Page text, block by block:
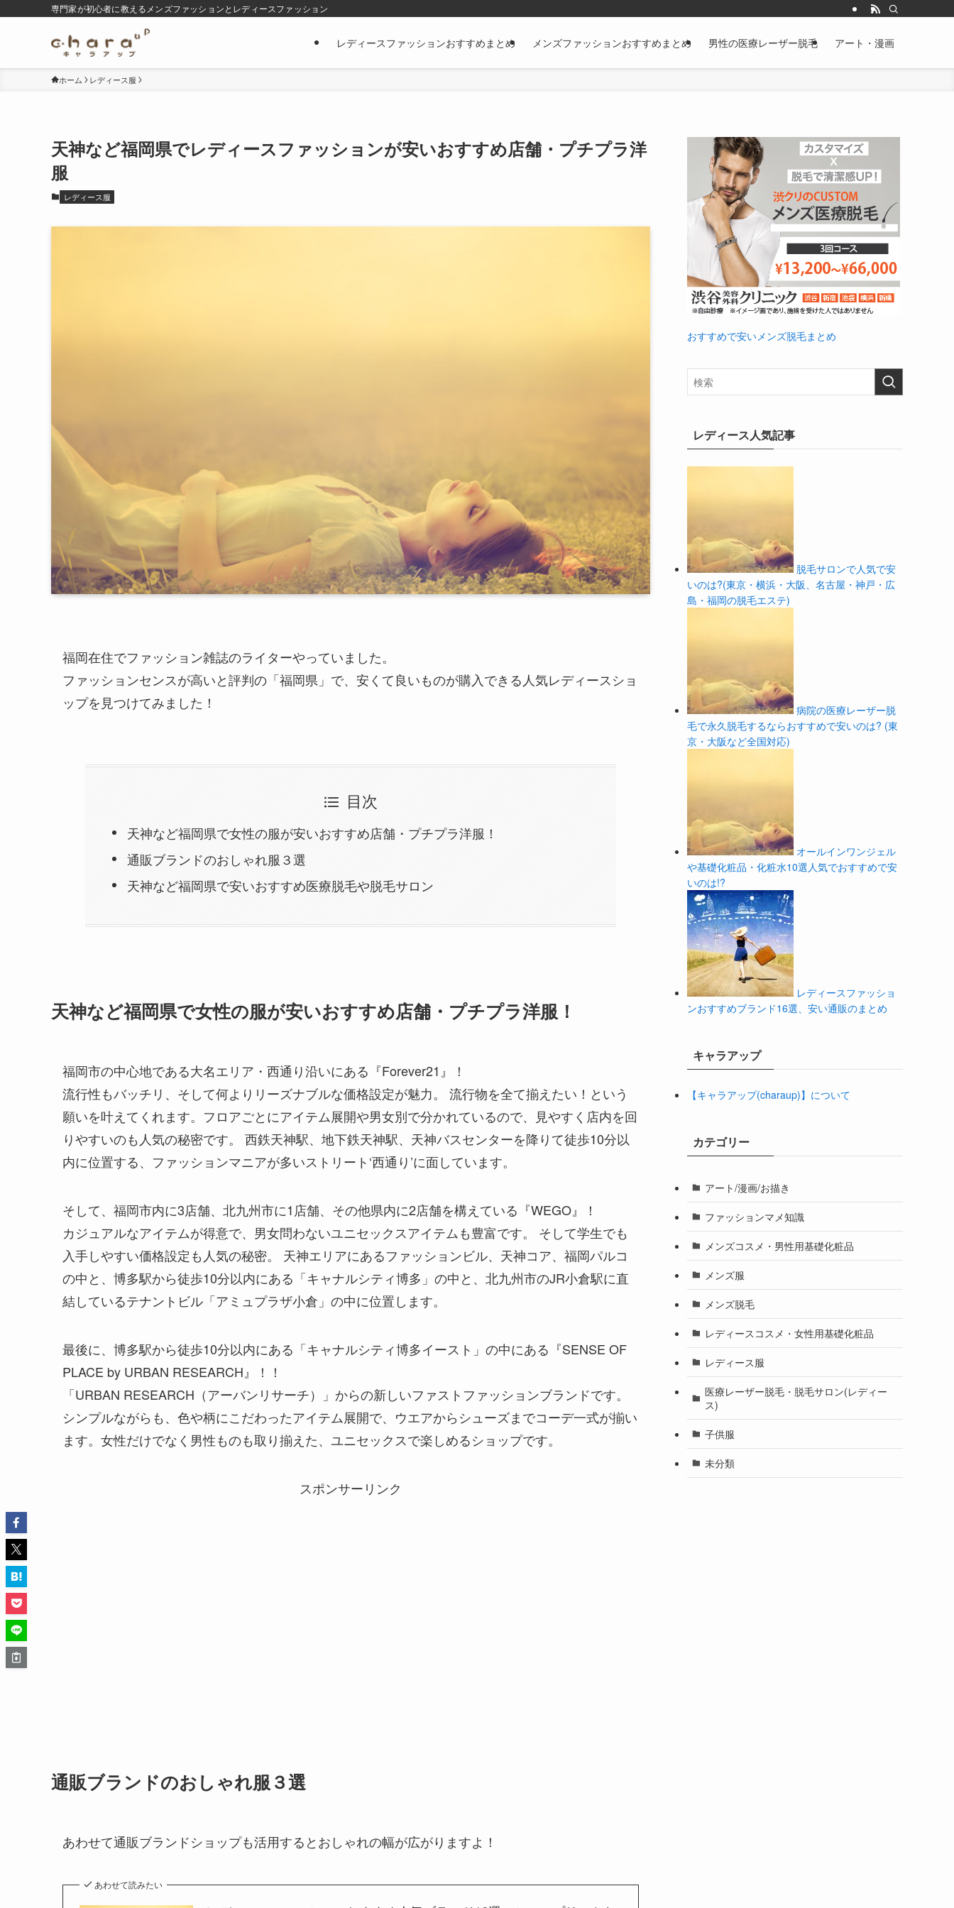
専門家が初心者に教えるメンズファッションとレディースファッション
レディースファッションおすすめまとめ メンズファッションおすすめまとめ 男性の医療レーザー脱毛 アート・漫画
ホーム レディース服
天神など福岡県でレディースファッションが安いおすすめ店舗・プチプラ洋
服
レディース服
福岡在住でファッション雑誌のライターやっていました。
ファッションセンスが高いと評判の「福岡県」で、安くて良いものが購入できる人気レディースショ
ップを見つけてみました！
目次
天神など福岡県で女性の服が安いおすすめ店舗・プチプラ洋服！
通販ブランドのおしゃれ服３選
天神など福岡県で安いおすすめ医療脱毛や脱毛サロン
天神など福岡県で女性の服が安いおすすめ店舗・プチプラ洋服！
福岡市の中心地である大名エリア・西通り沿いにある『Forever21』！
流行性もバッチリ、そして何よりリーズナブルな価格設定が魅力。 流行物を全て揃えたい！という
願いを叶えてくれます。フロアごとにアイテム展開や男女別で分かれているので、見やすく店内を回
りやすいのも人気の秘密です。 西鉄天神駅、地下鉄天神駅、天神バスセンターを降りて徒歩10分以
内に位置する、ファッションマニアが多いストリート‘西通り’に面しています。
そして、 福岡市内に3店舗、北九州市に1店舗、その他県内に2店舗を構えている『WEGO』！
カジュアルなアイテムが得意で、男女問わないユニセックスアイテムも豊富です。 そして学生でも
入手しやすい価格設定も人気の秘密。 天神エリアにあるファッションビル、天神コア、福岡パルコ
の中と、博多駅から徒歩10分以内にある「キャナルシティ博多」の中と、北九州市のJR小倉駅に直
結しているテナントビル「アミュプラザ小倉」の中に位置します。
最後に、博多駅から徒歩10分以内にある 「キャナルシティ博多イースト」の中にある『SENSE OF
PLACE by URBAN RESEARCH』！！
「URBAN RESEARCH（アーバンリサーチ）」からの新しいファストファッションブランドです。
シンプルながらも、色や柄にこだわったアイテム展開で、ウエアからシューズまでコーデ一式が揃い
ます。女性だけでなく男性ものも取り揃えた、ユニセックスで楽しめるショップです。
スポンサーリンク
通販ブランドのおしゃれ服３選
あわせて通販ブランドショップも活用するとおしゃれの幅が広がりますよ！
あわせて読みたい
おすすめで安いメンズ脱毛まとめ
レディース人気記事
脱毛サロンで人気で安
いのは?(東京・横浜・大阪、名古屋・神戸・広
島・福岡の脱毛エステ)
病院の医療レーザー脱
毛で永久脱毛するならおすすめで安いのは? (東
京・大阪など全国対応)
オールインワンジェル
や基礎化粧品・化粧水10選人気でおすすめで安
いのは!?
レディースファッショ
ンおすすめブランド16選、安い通販のまとめ
キャラアップ
【キャラアップ(charaup)】について
カテゴリー
アート/漫画/お描き
ファッションマメ知識
メンズコスメ・男性用基礎化粧品
メンズ服
メンズ脱毛
レディースコスメ・女性用基礎化粧品
レディース服
医療レーザー脱毛・脱毛サロン(レディー
ス)
子供服
未分類